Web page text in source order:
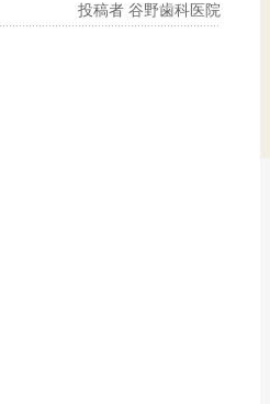
投稿者 谷野歯科医院